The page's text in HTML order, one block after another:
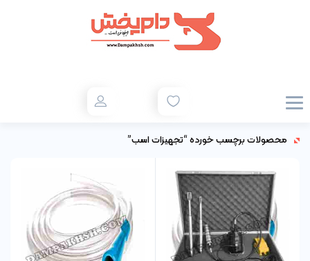
محصولات برچسب خورده “تجهیزات اسب”